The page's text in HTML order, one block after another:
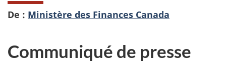
De : Ministère des Finances Canada
Communiqué de presse